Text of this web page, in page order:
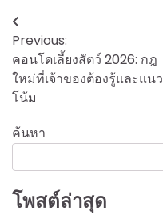
Post
navigation
Previous:
คอนโดเลี้ยงสัตว์ 2026: กฎ
ใหม่ที่เจ้าของต้องรู้และแนว
โน้ม
ค้นหา
โพสต์ล่าสุด